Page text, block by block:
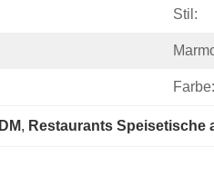
Stil:
Farbe:
, Restaurants Speisetische